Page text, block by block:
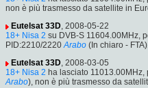
non è più trasmesso da satellite in
Eutelsat 33D, 2008-05-22
18+ Nisa 2 su DVB-S 11604.00MHz,
PID:2210/2220 Arabo (In chiaro -
Eutelsat 33D, 2008-03-05
18+ Nisa 2 ha lasciato
Arabo), non è più trasmesso da